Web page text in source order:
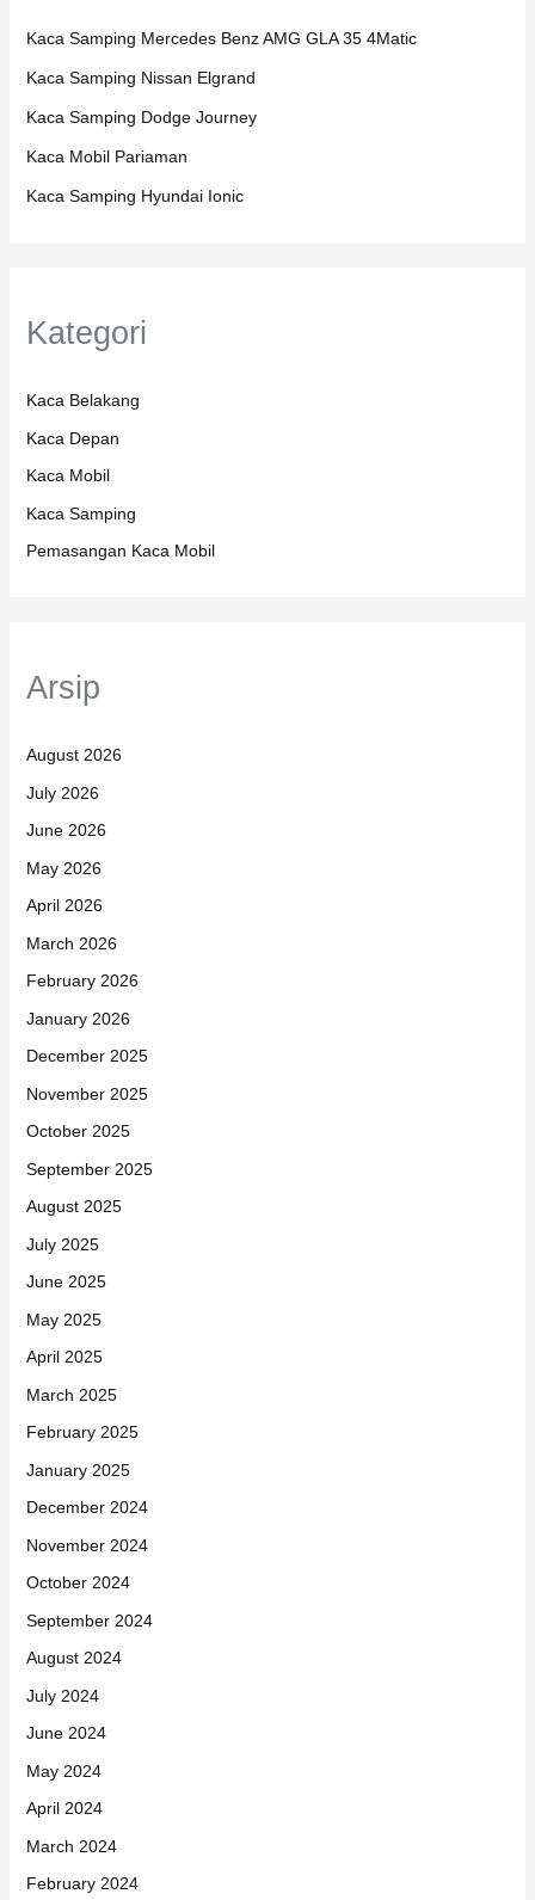
Kaca Samping Mercedes Benz AMG GLA 35 4Matic
Kaca Samping Nissan Elgrand
Kaca Samping Dodge Journey
Kaca Mobil Pariaman
Kaca Samping Hyundai Ionic
Kategori
Kaca Belakang
Kaca Depan
Kaca Mobil
Kaca Samping
Pemasangan Kaca Mobil
Arsip
August 2026
July 2026
June 2026
May 2026
April 2026
March 2026
February 2026
January 2026
December 2025
November 2025
October 2025
September 2025
August 2025
July 2025
June 2025
May 2025
April 2025
March 2025
February 2025
January 2025
December 2024
November 2024
October 2024
September 2024
August 2024
July 2024
June 2024
May 2024
April 2024
March 2024
February 2024